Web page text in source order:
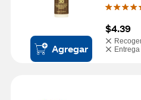
Agregar
$4.39